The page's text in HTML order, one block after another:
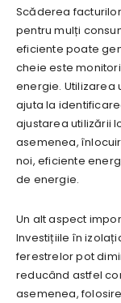
Scăderea
pentru mulți
eficiente poate
cheie este
energie. Utilizarea
ajuta la
ajustarea utilizării
asemenea,
noi, eficiente
de energie.
Un alt aspect
Investițiile în
ferestrelor pot
reducând astfel
asemenea,